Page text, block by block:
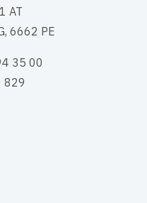
AT
6662 PE
35 00
829